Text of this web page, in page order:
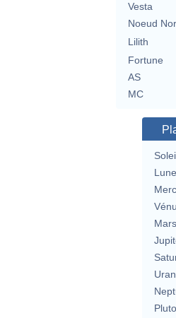
Vesta
Noeud
Lilith
Fortune
AS
MC
Lune
Mars